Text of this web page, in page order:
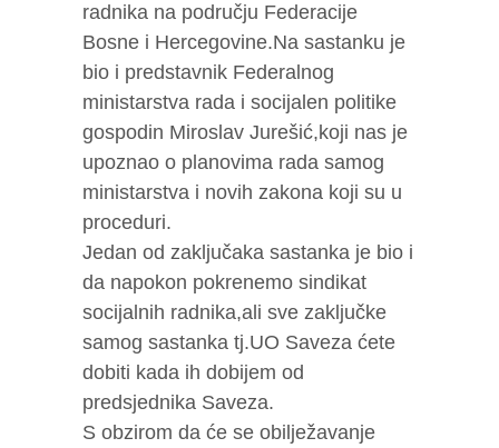
radnika na području Federacije
Bosne i Hercegovine.Na sastanku je
bio i predstavnik Federalnog
ministarstva rada i socijalen politike
gospodin Miroslav Jurešić,koji nas je
upoznao o planovima rada samog
ministarstva i novih zakona koji su u
proceduri.
Jedan od zaključaka sastanka je bio i
da napokon pokrenemo sindikat
socijalnih radnika,ali sve zaključke
samog sastanka tj.UO Saveza ćete
dobiti kada ih dobijem od
predsjednika Saveza.
S obzirom da će se obilježavanje